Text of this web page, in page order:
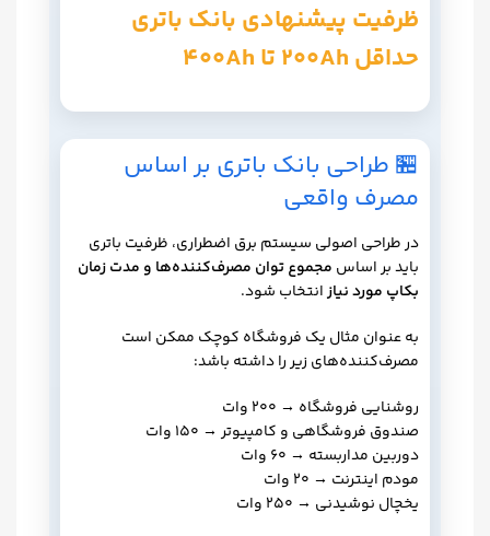
ظرفیت پیشنهادی بانک باتری
حداقل 200Ah تا 400Ah
🏪 طراحی بانک باتری بر اساس
مصرف واقعی
در طراحی اصولی سیستم برق اضطراری، ظرفیت باتری
باید بر اساس مجموع توان مصرف‌کننده‌ها و مدت زمان
بکاپ مورد نیازانتخاب شود.
به عنوان مثال یک فروشگاه کوچک ممکن است
مصرف‌کننده‌های زیر را داشته باشد:
روشنایی فروشگاه → 200 وات
صندوق فروشگاهی و کامپیوتر → 150 وات
دوربین مداربسته → 60 وات
مودم اینترنت → 20 وات
یخچال نوشیدنی → 250 وات